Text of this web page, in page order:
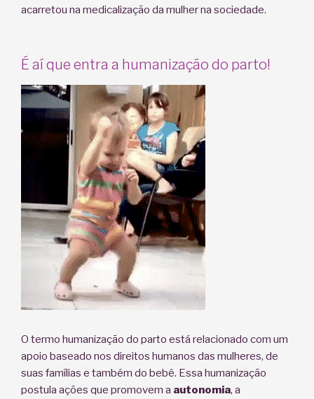
acarretou na medicalização da mulher na sociedade.
É aí que entra a humanização do parto!
O termo humanização do parto está relacionado com um
apoio baseado nos direitos humanos das mulheres, de
suas famílias e também do bebê. Essa humanização
postula ações que promovem a autonomia, a